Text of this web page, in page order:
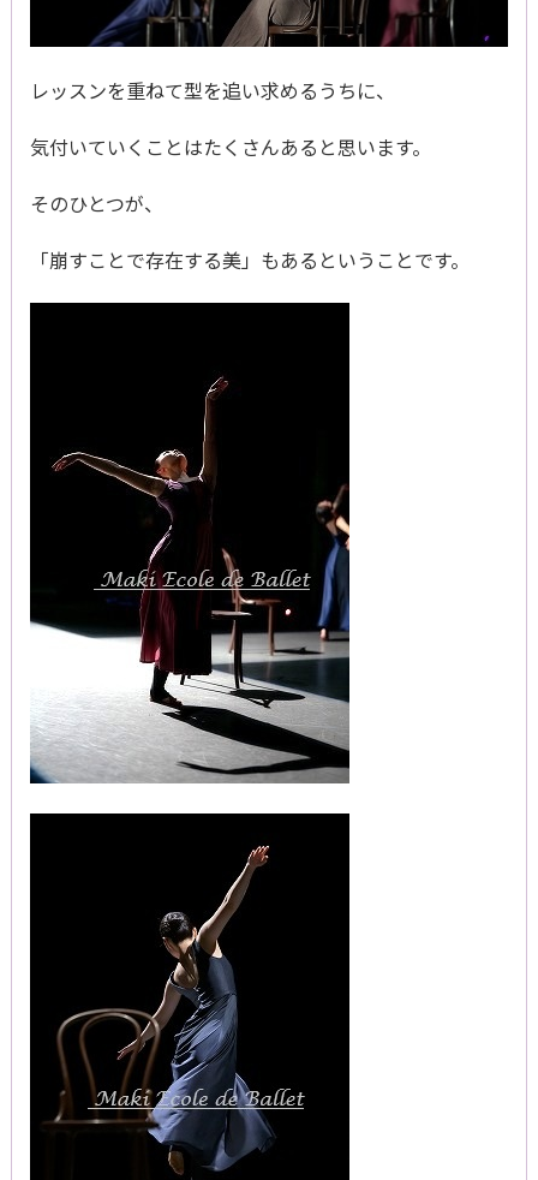
レッスンを重ねて型を追い求めるうちに、
気付いていくことはたくさんあると思います。
そのひとつが、
「崩すことで存在する美」もあるということです。